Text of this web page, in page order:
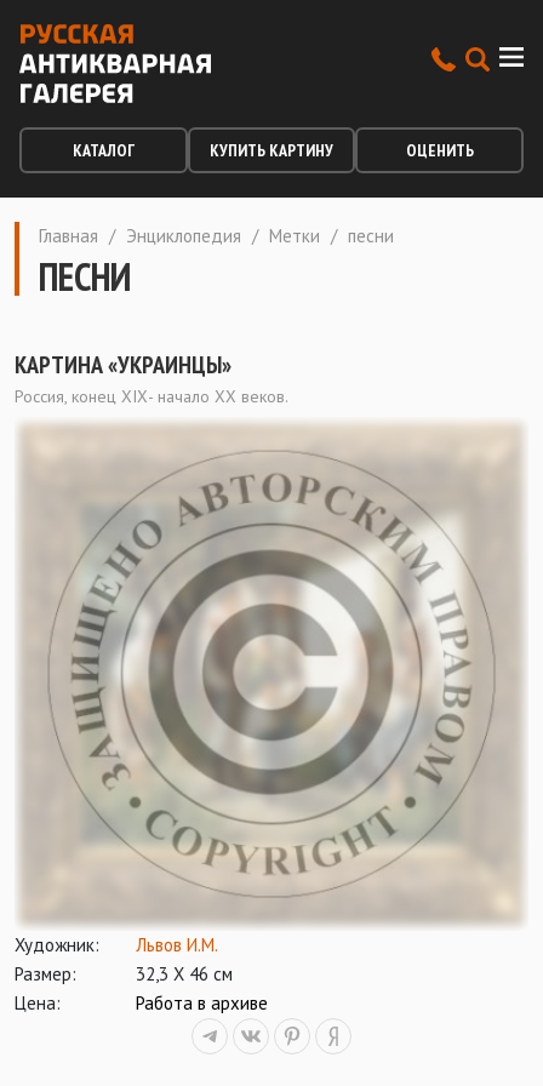
КАТАЛОГ КУПИТЬ КАРТИНУ ОЦЕНИТЬ
Главная / Энциклопедия / Метки / песни
ПЕСНИ
КАРТИНА «УКРАИНЦЫ»
Россия, конец ХIХ- начало ХХ веков.
Художник:
Львов И.М.
Размер:
32,3 Х 46 см
Цена:
Работа в архиве